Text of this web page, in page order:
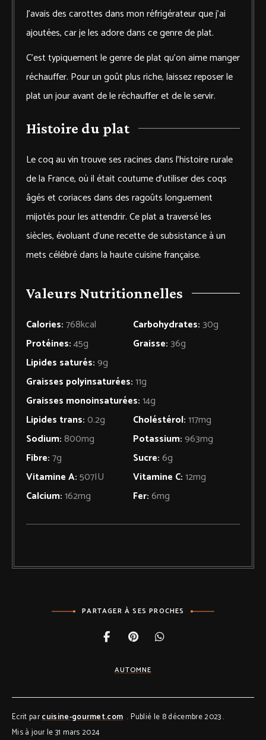
J’avais des carottes dans mon réfrigérateur que j’ai
ajoutées, car je les adore dans ce genre de plat.
C’est typiquement le genre de plat qu’on aime manger
réchauffer. Pour un goût plus riche, laissez reposer le
plat un jour avant de le réchauffer et de le servir.
Histoire du plat
Le coq au vin trouve ses racines dans l’histoire rurale
de la France, où il était coutume d’utiliser des coqs
âgés et coriaces dans des ragoûts longuement
mijotés pour les attendrir. Ce plat a traversé les
siècles, évoluant d’une recette de subsistance à un
mets célébré dans la haute cuisine française.
Valeurs Nutritionnelles
Calories:768kcal Carbohydrates:30g
Protéines:45g Graisse:36g
Lipides saturés:9g
Graisses polyinsaturées:11g
Graisses monoinsaturées:14g
Lipides trans:0.2g Choléstérol:117mg
Sodium:800mg Potassium:963mg
Fibre:7g Sucre:6g
Vitamine A:507IU Vitamine C:12mg
Calcium:162mg Fer:6mg
PARTAGER À SES PROCHES
AUTOMNE
Ecrit parcuisine-gourmet.com
Publié le 8 décembre 2023
Mis à jour le 31 mars 2024